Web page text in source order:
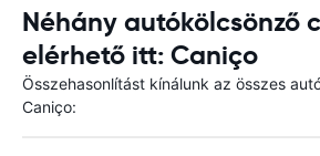
Néhány autókölcsönző
elérhető itt: Caniço
Összehasonlítást kínálunk az összes
Caniço: